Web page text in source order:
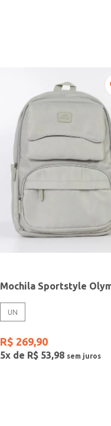
UN
R$ 269,90
5x de R$ 53,98